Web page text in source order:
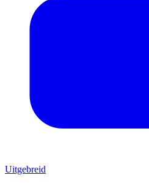
Uitgebreid